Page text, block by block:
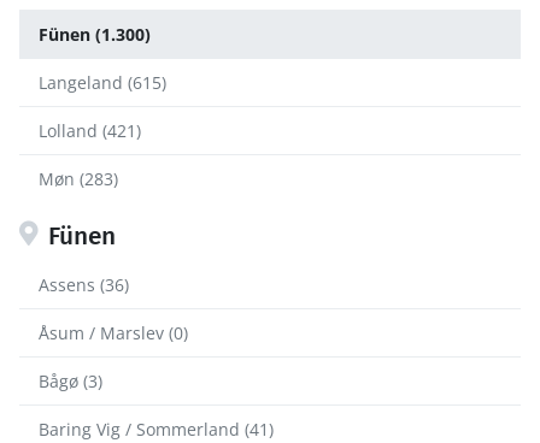
Fünen (1.300)
Langeland (615)
Lolland (421)
Møn (283)
Fünen
Assens (36)
Åsum / Marslev (0)
Bågø (3)
Baring Vig / Sommerland (41)